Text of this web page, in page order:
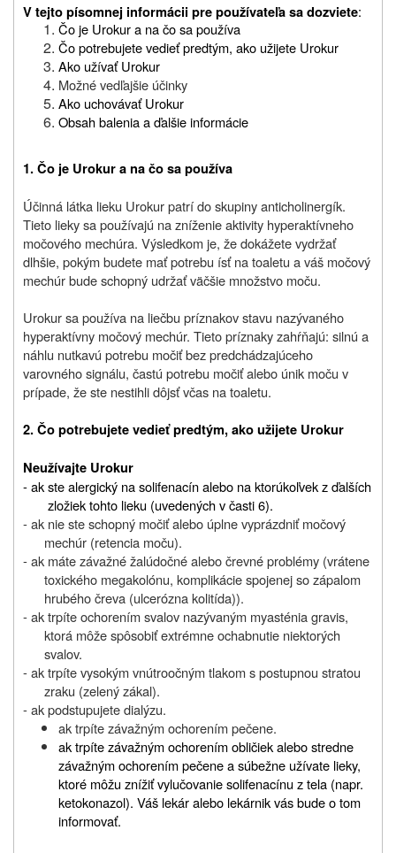
V tejto písomnej informácii pre používateľa sa dozviete:
Čo je Urokur a na čo sa používa
Čo potrebujete vedieť predtým, ako užijete Urokur
Ako užívať Urokur
Možné vedľajšie účinky
Ako uchovávať Urokur
Obsah balenia a ďalšie informácie
1. Čo je Urokur a na čo sa používa
Účinná látka lieku Urokur patrí do skupiny anticholinergík.
Tieto lieky sa používajú na zníženie aktivity hyperaktívneho
močového mechúra. Výsledkom je, že dokážete vydržať
dlhšie, pokým budete mať potrebu ísť na toaletu a váš močový
mechúr bude schopný udržať väčšie množstvo moču.
Urokur sa používa na liečbu príznakov stavu nazývaného
hyperaktívny močový mechúr. Tieto príznaky zahŕňajú: silnú a
náhlu nutkavú potrebu močiť bez predchádzajúceho
varovného signálu, častú potrebu močiť alebo únik moču v
prípade, že ste nestihli dôjsť včas na toaletu.
2. Čo potrebujete vedieť predtým, ako užijete Urokur
Neužívajte Urokur
- ak ste alergický na solifenacín alebo na ktorúkoľvek z ďalších
zložiek tohto lieku (uvedených v časti 6).
- ak nie ste schopný močiť alebo úplne vyprázdniť močový
mechúr (retencia moču).
- ak máte závažné žalúdočné alebo črevné problémy (vrátene
toxického megakolónu, komplikácie spojenej so zápalom
hrubého čreva (ulcerózna kolitída)).
- ak trpíte ochorením svalov nazývaným myasténia gravis,
ktorá môže spôsobiť extrémne ochabnutie niektorých
svalov.
- ak trpíte vysokým vnútroočným tlakom s postupnou stratou
zraku (zelený zákal).
- ak podstupujete dialýzu.
ak trpíte závažným ochorením pečene.
ak trpíte závažným ochorením obličiek alebo stredne
závažným ochorením pečene a súbežne užívate lieky,
ktoré môžu znížiť vylučovanie solifenacínu z tela (napr.
ketokonazol). Váš lekár alebo lekárnik vás bude o tom
informovať.